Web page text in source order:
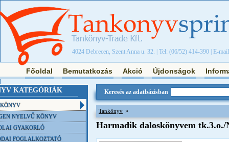
4024 Debrecen, Szent Anna u. 32. | Tel: (06/52) 414-390 | E-
Főoldal Bemutatkozás Akció Újdonságok
KATEGÓRIÁK
NYELVŰ KÖNYV
GYAKORLÓ
FOGLALKOZTATÓ
Keresés az adatbázisban
Tankönyv »
Harmadik daloskönyvem tk.3.o./